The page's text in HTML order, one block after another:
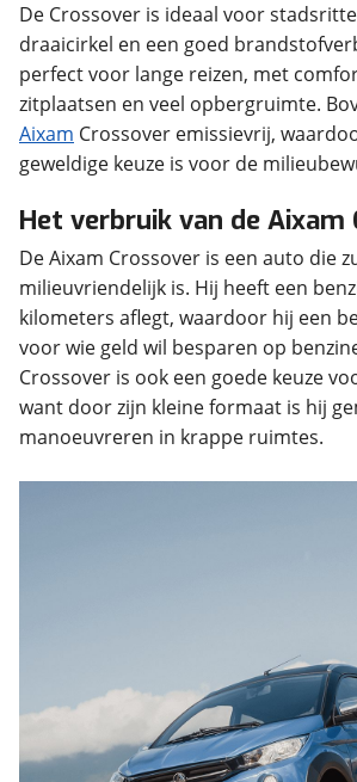
De Crossover is ideaal voor
draaicirkel en een goed
perfect voor lange reizen, met
zitplaatsen en veel opbergruimte.
Aixam Crossover emissievrij,
geweldige keuze is voor de
Het verbruik van de Aixam
De Aixam Crossover is een auto die
milieuvriendelijk is. Hij heeft een
kilometers aflegt, waardoor hij een
voor wie geld wil besparen op
Crossover is ook een goede keuze
want door zijn kleine formaat is hij
manoeuvreren in krappe ruimtes.